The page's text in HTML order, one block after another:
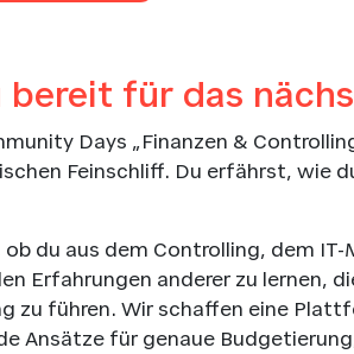
bereit für das
Days „Finanzen &
Feinschliff. Du erfährst, wie
ob du aus dem Controlling, dem
Erfahrungen anderer zu lernen,
zu führen. Wir schaffen eine
Ansätze für genaue